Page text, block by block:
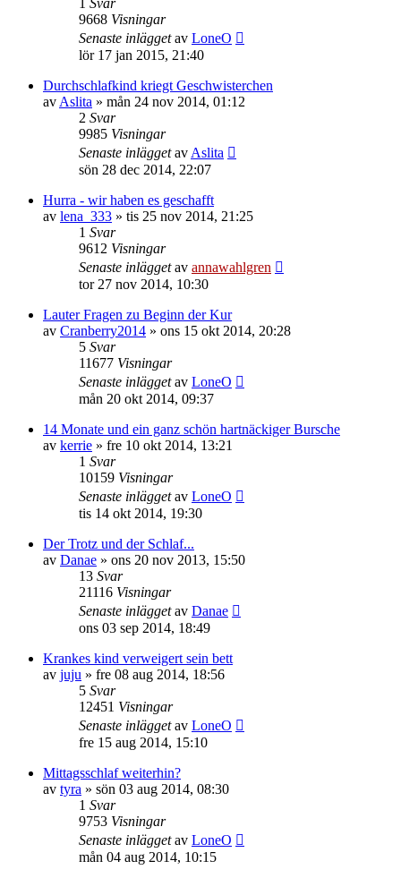
9668 Visningar
Senaste inläggetav LoneO
lör 17 jan 2015, 21:40
Durchschlafkind kriegt Geschwisterchen
av Aslita » mån 24 nov 2014, 01:12
2 Svar
9985 Visningar
Senaste inläggetav Aslita
sön 28 dec 2014, 22:07
Hurra - wir haben es geschafft
av lena_333 » tis 25 nov 2014, 21:25
1 Svar
9612 Visningar
Senaste inläggetav annawahlgren
tor 27 nov 2014, 10:30
Lauter Fragen zu Beginn der Kur
av Cranberry2014 » ons 15 okt 2014, 20:28
5 Svar
11677 Visningar
Senaste inläggetav LoneO
mån 20 okt 2014, 09:37
14 Monate und ein ganz schön hartnäckiger Bursche
av kerrie » fre 10 okt 2014, 13:21
1 Svar
10159 Visningar
Senaste inläggetav LoneO
tis 14 okt 2014, 19:30
Der Trotz und der Schlaf...
av Danae » ons 20 nov 2013, 15:50
13 Svar
21116 Visningar
Senaste inläggetav Danae
ons 03 sep 2014, 18:49
Krankes kind verweigert sein bett
av juju » fre 08 aug 2014, 18:56
5 Svar
12451 Visningar
Senaste inläggetav LoneO
fre 15 aug 2014, 15:10
Mittagsschlaf weiterhin?
av tyra » sön 03 aug 2014, 08:30
1 Svar
9753 Visningar
Senaste inläggetav LoneO
mån 04 aug 2014, 10:15